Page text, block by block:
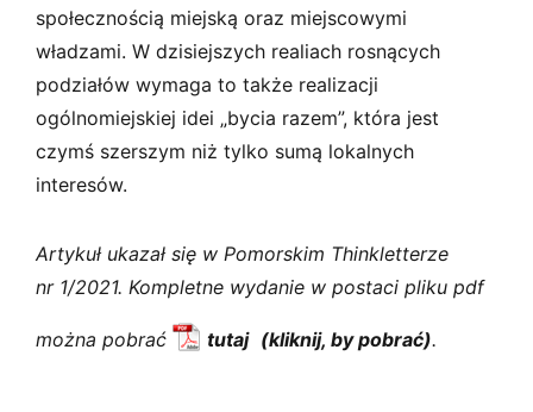
społecznością miejską oraz miejscowymi
władzami. W dzisiejszych realiach rosnących
podziałów wymaga to także realizacji
ogólnomiejskiej idei „bycia razem”, która jest
czymś szerszym niż tylko sumą lokalnych
interesów.
Artykuł ukazał się w Pomorskim Thinkletterze
nr 1/2021. Kompletne wydanie w postaci pliku pdf
można pobrać tutaj .